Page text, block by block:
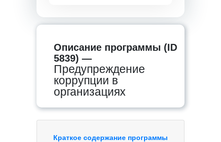
Описание программы (ID
5839) —
Предупреждение
коррупции в
организациях
Краткое содержание программы